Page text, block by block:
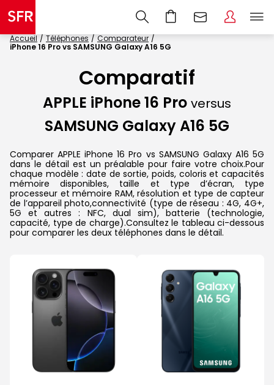
Accueil Téléphones
Comparateur
iPhone 16 Pro vs SAMSUNG Galaxy A16 5G
Comparatif
APPLE iPhone 16 Pro versus
SAMSUNG Galaxy A16 5G
Comparer APPLE iPhone 16 Pro vs SAMSUNG Galaxy A16 5G
dans le détail est un préalable pour faire votre choix.Pour
chaque modèle : date de sortie, poids, coloris et capacités
mémoire disponibles, taille et type d’écran, type
processeur et mémoire RAM, résolution et type de capteur
de l’appareil photo,connectivité (type de réseau : 4G, 4G+,
5G et autres : NFC, dual sim), batterie (technologie,
capacité, type de charge).Consultez le tableau ci-dessous
pour comparer les deux téléphones dans le détail.